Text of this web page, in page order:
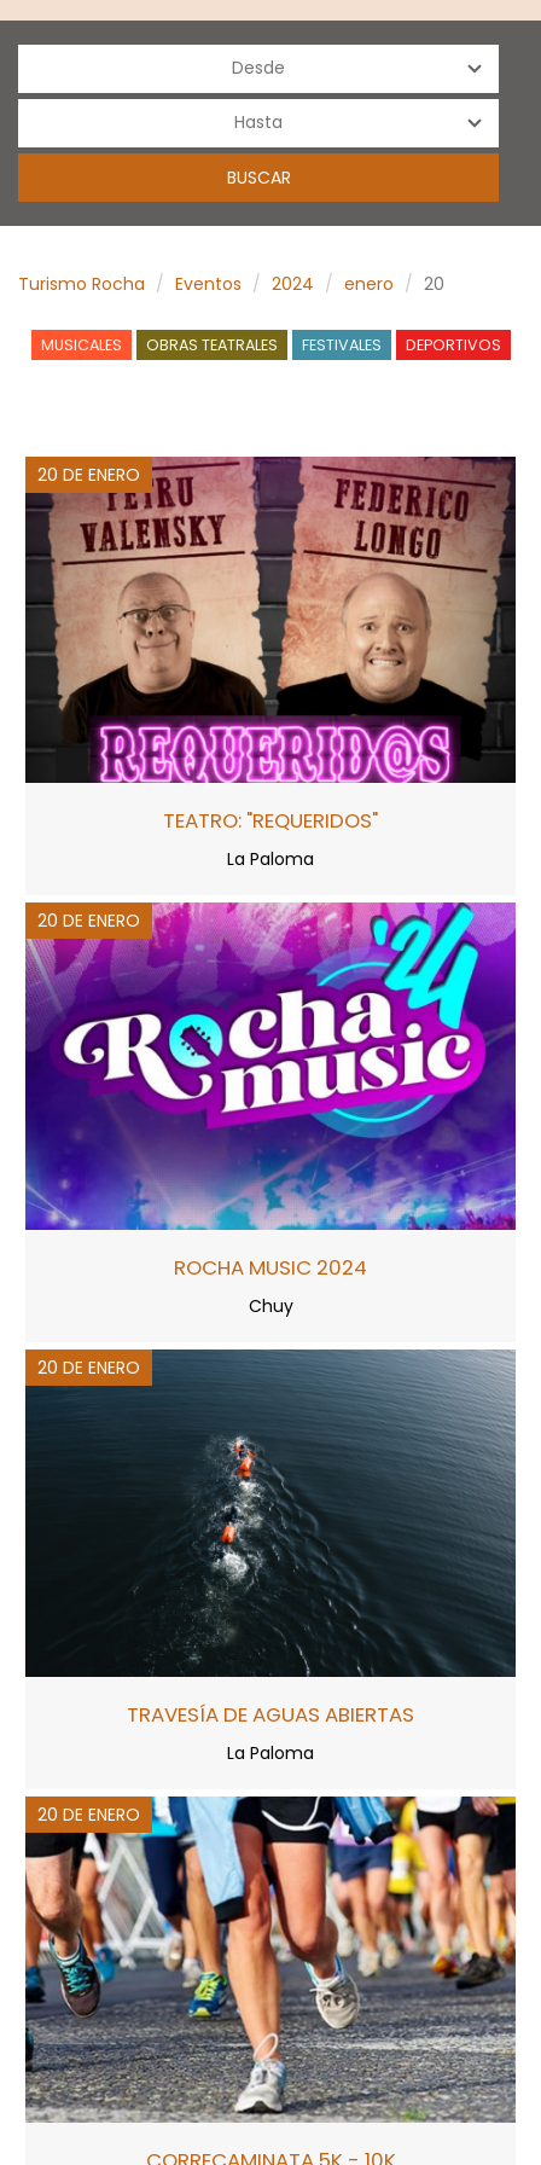
Turismo Rocha Eventos 2024 enero 20
MUSICALES OBRAS TEATRALES FESTIVALES DEPORTIVOS
20 DE ENERO
TEATRO: "REQUERIDOS"
La Paloma
20 DE ENERO
ROCHA MUSIC 2024
Chuy
20 DE ENERO
TRAVESÍA DE AGUAS ABIERTAS
La Paloma
20 DE ENERO